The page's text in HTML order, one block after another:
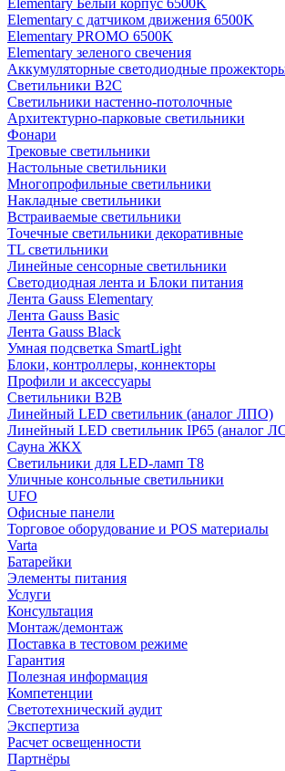
Elementary Белый корпус 6500K
Elementary с датчиком движения 6500K
Elementary PROMO 6500K
Elementary зеленого свечения
Аккумуляторные светодиодные
Светильники B2C
Светильники настенно-потолочные
Архитектурно-парковые светильники
Фонари
Трековые светильники
Настольные светильники
Многопрофильные светильники
Накладные светильники
Встраиваемые светильники
Точечные светильники декоративные
TL светильники
Линейные сенсорные светильники
Светодиодная лента и Блоки питания
Лента Gauss Elementary
Лента Gauss Basic
Лента Gauss Black
Умная подсветка SmartLight
Блоки, контроллеры, коннекторы
Профили и аксессуары
Светильники B2B
Линейный LED светильник (аналог ЛПО)
Линейный LED светильник IP65 (аналог
Сауна ЖКХ
Светильники для LED-ламп T8
Уличные консольные светильники
UFO
Офисные панели
Торговое оборудование и POS материалы
Varta
Батарейки
Элементы питания
Услуги
Консультация
Монтаж/демонтаж
Поставка в тестовом режиме
Гарантия
Полезная информация
Компетенции
Светотехнический аудит
Экспертиза
Расчет освещенности
Партнёры